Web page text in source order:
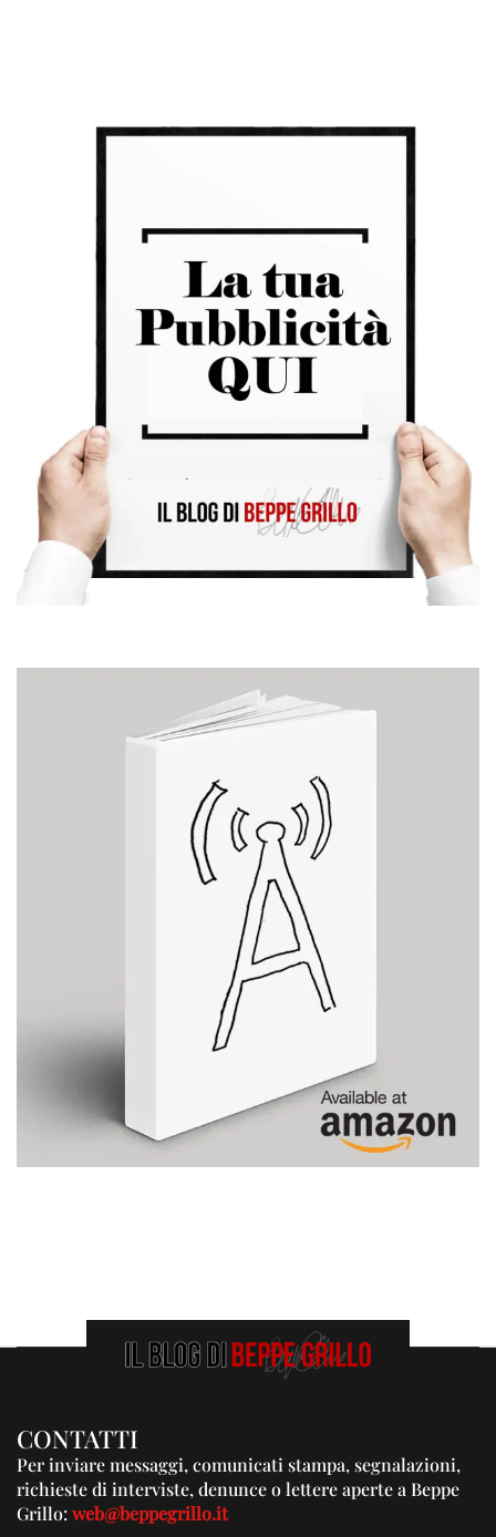
CONTATTI
Per inviare messaggi, comunicati stampa, segnalazioni,
richieste di interviste, denunce o lettere aperte a Beppe
Grillo:web@beppegrillo.it